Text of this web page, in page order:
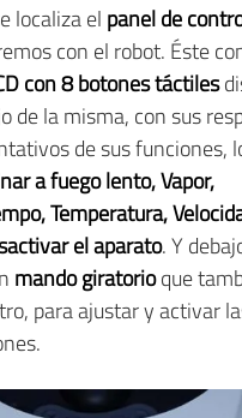
localiza el panel de
con el robot. Éste
con 8 botones táctiles
de la misma, con sus
de sus funciones,
a fuego lento, Vapor,
Temperatura,
el aparato. Y
mando giratorioque
para ajustar y activar